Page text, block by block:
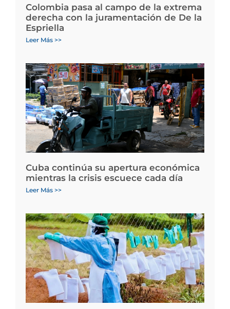
Colombia pasa al campo de la extrema
derecha con la juramentación de De la
Espriella
Leer Más >>
Cuba continúa su apertura económica
mientras la crisis escuece cada día
Leer Más >>